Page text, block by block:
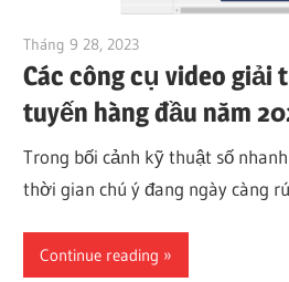
Tháng 9 28, 2023
Các công cụ video giải
tuyến hàng đầu năm
Trong bối cảnh kỹ thuật số
thời gian chú ý đang ngày càng
Continue reading